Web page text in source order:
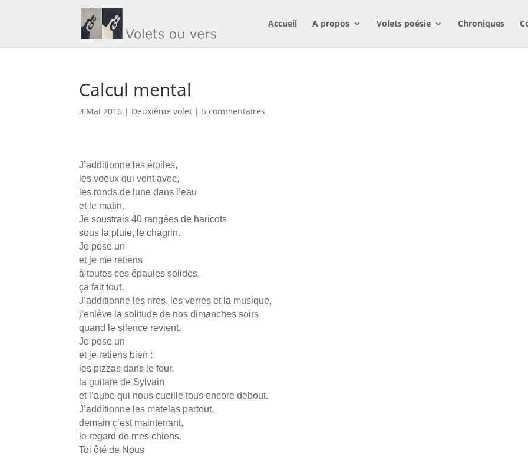
Accueil A propos Volets poésie Chroniques
Calcul mental
3 Mai 2016 | Deuxième volet | 5 commentaires
J’additionne les étoiles,
les voeux qui vont avec,
les ronds de lune dans l’eau
et le matin.
Je soustrais 40 rangées de haricots
sous la pluie, le chagrin.
Je pose un
et je me retiens
à toutes ces épaules solides,
ça fait tout.
J’additionne les rires, les verres et la musique,
j’enlève la solitude de nos dimanches soirs
quand le silence revient.
Je pose un
et je retiens bien :
les pizzas dans le four,
la guitare de Sylvain
et l’aube qui nous cueille tous encore debout.
J’additionne les matelas partout,
demain c’est maintenant,
le regard de mes chiens.
Toi ôté de Nous